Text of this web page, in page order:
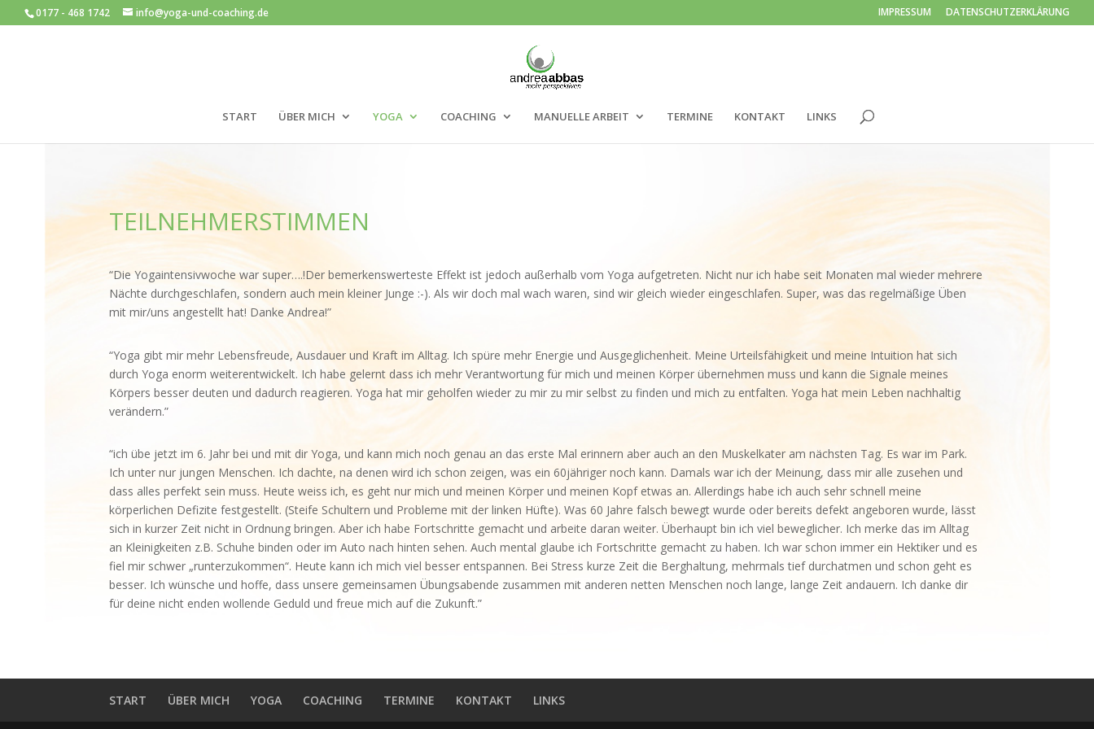
0177 - 468 1742 info@yoga-und-coaching.de IMPRESSUM DATENSCHUTZERKLÄRUNG
START ÜBER MICH YOGA COACHING MANUELLE ARBEIT TERMINE KONTAKT LINKS
TEILNEHMERSTIMMEN
“Die Yogaintensivwoche war super….!Der bemerkenswerteste Effekt ist jedoch außerhalb vom Yoga aufgetreten. Nicht nur ich habe seit Monaten mal wieder mehrere
Nächte durchgeschlafen, sondern auch mein kleiner Junge :-). Als wir doch mal wach waren, sind wir gleich wieder eingeschlafen. Super, was das regelmäßige Üben
mit mir/uns angestellt hat! Danke Andrea!”
“Yoga gibt mir mehr Lebensfreude, Ausdauer und Kraft im Alltag. Ich spüre mehr Energie und Ausgeglichenheit. Meine Urteilsfähigkeit und meine Intuition hat sich
durch Yoga enorm weiterentwickelt. Ich habe gelernt dass ich mehr Verantwortung für mich und meinen Körper übernehmen muss und kann die Signale meines
Körpers besser deuten und dadurch reagieren. Yoga hat mir geholfen wieder zu mir zu mir selbst zu finden und mich zu entfalten. Yoga hat mein Leben nachhaltig
verändern.”
“ich übe jetzt im 6. Jahr bei und mit dir Yoga, und kann mich noch genau an das erste Mal erinnern aber auch an den Muskelkater am nächsten Tag. Es war im Park.
Ich unter nur jungen Menschen. Ich dachte, na denen wird ich schon zeigen, was ein 60jähriger noch kann. Damals war ich der Meinung, dass mir alle zusehen und
dass alles perfekt sein muss. Heute weiss ich, es geht nur mich und meinen Körper und meinen Kopf etwas an. Allerdings habe ich auch sehr schnell meine
körperlichen Defizite festgestellt. (Steife Schultern und Probleme mit der linken Hüfte). Was 60 Jahre falsch bewegt wurde oder bereits defekt angeboren wurde, lässt
sich in kurzer Zeit nicht in Ordnung bringen. Aber ich habe Fortschritte gemacht und arbeite daran weiter. Überhaupt bin ich viel beweglicher. Ich merke das im Alltag
an Kleinigkeiten z.B. Schuhe binden oder im Auto nach hinten sehen. Auch mental glaube ich Fortschritte gemacht zu haben. Ich war schon immer ein Hektiker und es
fiel mir schwer „runterzukommen“. Heute kann ich mich viel besser entspannen. Bei Stress kurze Zeit die Berghaltung, mehrmals tief durchatmen und schon geht es
besser. Ich wünsche und hoffe, dass unsere gemeinsamen Übungsabende zusammen mit anderen netten Menschen noch lange, lange Zeit andauern. Ich danke dir
für deine nicht enden wollende Geduld und freue mich auf die Zukunft.”
START ÜBER MICH YOGA COACHING TERMINE KONTAKT LINKS